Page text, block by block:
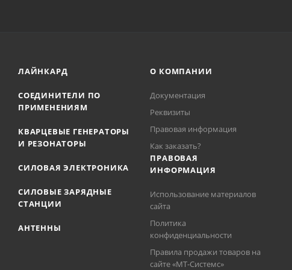
ЛАЙНКАРД
СОЕДИНИТЕЛИ ПО
ПРИМЕНЕНИЯМ
КВАРЦЕВЫЕ ГЕНЕРАТОРЫ
И РЕЗОНАТОРЫ
СИЛОВАЯ ЭЛЕКТРОНИКА
СИЛОВЫЕ ЗАРЯДНЫЕ
СТАНЦИИ
АНТЕННЫ
О КОМПАНИИ
Документация
Реквизиты
Правовая информация
Как заказать?
ПРАВОВАЯ
ИНФОРМАЦИЯ
Использование материалов
сайта
Политика
конфиденциальности
Правила продажи товаров на
сайте «МТ-Системс»